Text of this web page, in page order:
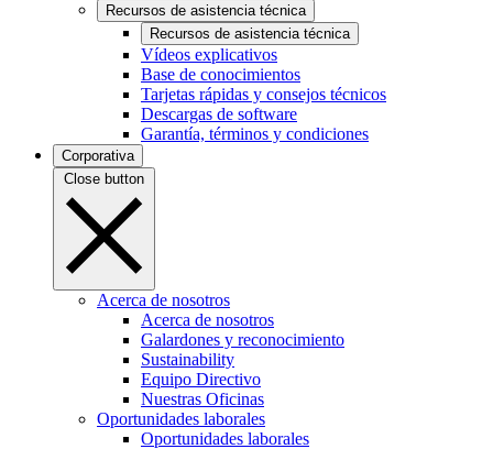
Recursos de asistencia técnica
Recursos de asistencia técnica
Vídeos explicativos
Base de conocimientos
Tarjetas rápidas y consejos técnicos
Descargas de software
Garantía, términos y condiciones
Corporativa
Close button
Acerca de nosotros
Acerca de nosotros
Galardones y reconocimiento
Sustainability
Equipo Directivo
Nuestras Oficinas
Oportunidades laborales
Oportunidades laborales